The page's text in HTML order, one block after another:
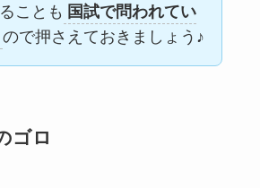
ことも 国試で問われてい
ので押さえておきましょう♪
ゴロ